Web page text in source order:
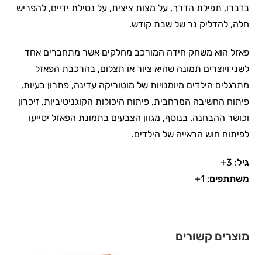
בדברו, תפילת הדרך, על מצות ציצית, על נטילת ידיים, להפריש
חלה, להדליק נר של שבת קודש.
פאזל הוא משחק חידה המורכב מחלקים אשר מתחברים אחד
לשני ויוצרים תמונה שהיא ציור או תצלום, בהרכבת הפאזל
מתרגלים הילדים מיומנויות של מוטוריקה עדינה, פתרון בעיות,
פיתוח החשיבה המרחבית, פיתוח היכולות הקוגניטיביות, זיכרון
וכושר ההבחנה. בנוסף, מגוון הצבעים בתמונת הפאזל יסייעו
לפיתוח חוש הראייה של הילדים.
גיל: 3+
משתתפים: 1+
מוצרים קשורים